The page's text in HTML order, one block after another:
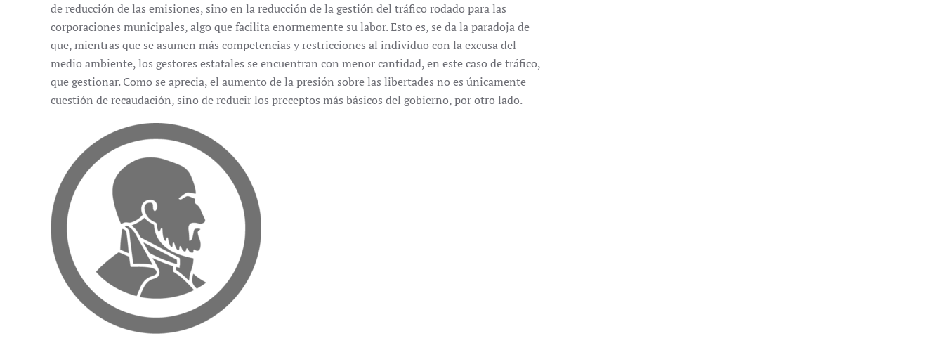
de reducción de las emisiones, sino en la reducción de la gestión del tráfico rodado para las
corporaciones municipales, algo que facilita enormemente su labor. Esto es, se da la paradoja de
que, mientras que se asumen más competencias y restricciones al individuo con la excusa del
medio ambiente, los gestores estatales se encuentran con menor cantidad, en este caso de tráfico,
que gestionar. Como se aprecia, el aumento de la presión sobre las libertades no es únicamente
cuestión de recaudación, sino de reducir los preceptos más básicos del gobierno, por otro lado.